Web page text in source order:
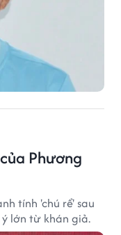
Phương
tính 'chú rể' sau
lớn từ khán giả.